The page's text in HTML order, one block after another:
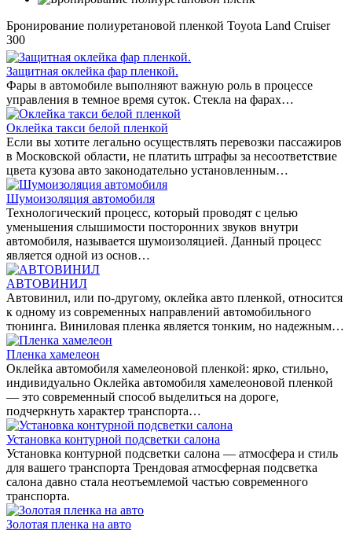
Бронирование полиуретановой пленкой Toyota Land Cruiser
300
Защитная оклейка фар пленкой.
Фары в автомобиле выполняют важную роль в процессе
управления в темное время суток. Стекла на фарах…
Оклейка такси белой пленкой
Если вы хотите легально осуществлять перевозки пассажиров
в Московской области, не платить штрафы за несоответствие
цвета кузова авто законодательно установленным…
Шумоизоляция автомобиля
Технологический процесс, который проводят с целью
уменьшения слышимости посторонних звуков внутри
автомобиля, называется шумоизоляцией. Данный процесс
является одной из основ…
АВТОВИНИЛ
Автовинил, или по-другому, оклейка авто пленкой, относится
к одному из современных направлений автомобильного
тюнинга. Виниловая пленка является тонким, но надежным…
Пленка хамелеон
Оклейка автомобиля хамелеоновой пленкой: ярко, стильно,
индивидуально Оклейка автомобиля хамелеоновой пленкой
— это современный способ выделиться на дороге,
подчеркнуть характер транспорта…
Установка контурной подсветки салона
Установка контурной подсветки салона — атмосфера и стиль
для вашего транспорта Трендовая атмосферная подсветка
салона давно стала неотъемлемой частью современного
транспорта.
Золотая пленка на авто